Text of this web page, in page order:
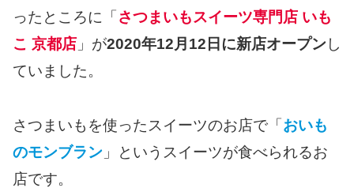
ったところに「 さつまいもスイーツ専門店 いも
こ 京都店 」が2020年12月12日に新店オープン し
ていました。
さつまいもを使ったスイーツのお店で「おいも
のモンブラン 」というスイーツが食べられるお
店です。